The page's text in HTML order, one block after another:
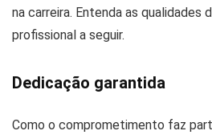
na carreira. Entenda as qualidades
profissional a seguir.
Dedicação garantida
Como o comprometimento faz